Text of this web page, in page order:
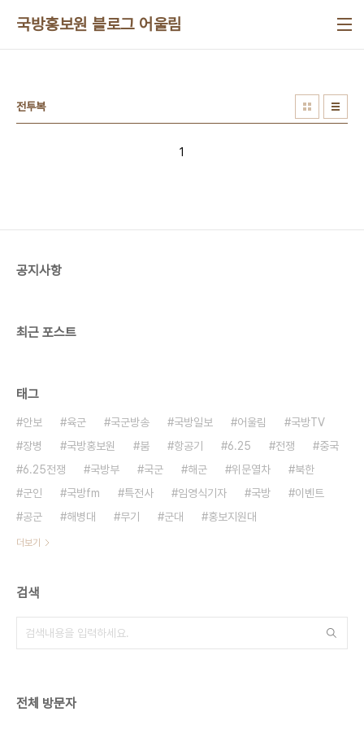
국방홍보원 블로그 어울림
전투복
1
공지사항
최근 포스트
태그
안보 육군 국군방송 국방일보 어울림
국방TV
장병
국방홍보원 붐 항공기 6.25 전쟁
중국
6.25전쟁
국방부 국군 해군 위문열차
북한
군인
국방fm 특전사 임영식기자 국방
이벤트
공군
해병대 무기 군대 홍보지원대
더보기
검색
전체 방문자